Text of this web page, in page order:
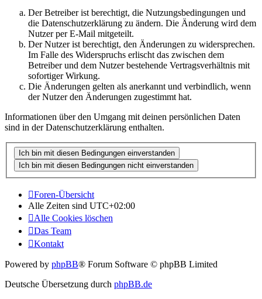
Der Betreiber ist berechtigt, die Nutzungsbedingungen und
die Datenschutzerklärung zu ändern. Die Änderung wird dem
Nutzer per E-Mail mitgeteilt.
Der Nutzer ist berechtigt, den Änderungen zu widersprechen.
Im Falle des Widerspruchs erlischt das zwischen dem
Betreiber und dem Nutzer bestehende Vertragsverhältnis mit
sofortiger Wirkung.
Die Änderungen gelten als anerkannt und verbindlich, wenn
der Nutzer den Änderungen zugestimmt hat.
Informationen über den Umgang mit deinen persönlichen Daten
sind in der Datenschutzerklärung enthalten.
Foren-Übersicht
Alle Zeiten sind UTC+02:00
Alle Cookies löschen
Das Team
Kontakt
Powered by phpBB® Forum Software © phpBB Limited
Deutsche Übersetzung durch phpBB.de